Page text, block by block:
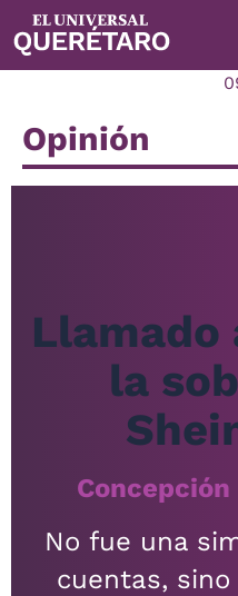
Opinión
Llamado
la
No fue una
cuentas,